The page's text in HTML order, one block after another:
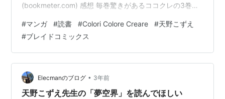
(bookmeter.com) 感想 毎巻驚きがあるココクレの3巻。
んだのが名付け親のネロって、最初から情報が多くて楽
しい。 ネロが常に本名（たぶんフルネーム？）で呼ぶの
で直ぐに覚えてしましました。 今回判明した時系列はビ
ックリですね。 ネオ・ヴェネツィア完成前とは全く考え
ていませんでしたので、思わず1…
#マンガ #読書 #Colori Colore Creare #天野こずえ
#ブレイドコミックス
Elecmanのブログ • 3年前
天野こずえ先生の「夢空界」を読んでほしい